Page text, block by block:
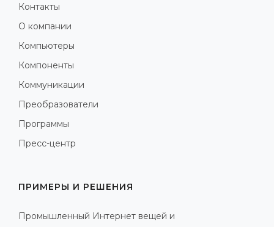
Контакты
О компании
Компьютеры
Компоненты
Коммуникации
Преобразователи
Программы
Пресс-центр
ПРИМЕРЫ И РЕШЕНИЯ
Промышленный Интернет вещей и